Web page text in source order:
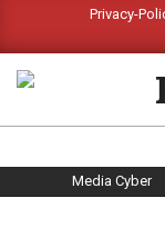
content
Privacy-
RED
NEWS
Media Cyber